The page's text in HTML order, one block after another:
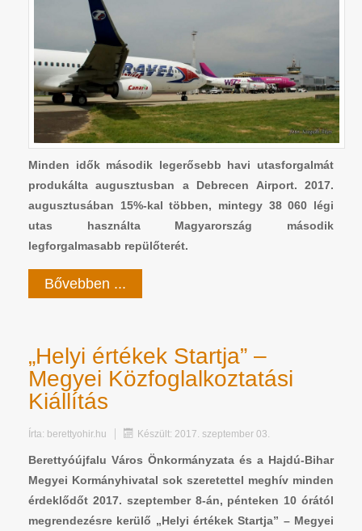
Minden idők második legerősebb havi utasforgalmát
produkálta augusztusban a Debrecen Airport. 2017.
augusztusában 15%-kal többen, mintegy 38 060 légi
utas használta Magyarország második
legforgalmasabb repülőterét.
Bővebben ...
„Helyi értékek Startja” –
Megyei Közfoglalkoztatási
Kiállítás
Írta: berettyohir.hu Készült: 2017. szeptember 03.
Berettyóújfalu Város Önkormányzata és a Hajdú-Bihar
Megyei Kormányhivatal sok szeretettel meghív minden
érdeklődőt 2017. szeptember 8-án, pénteken 10 órától
megrendezésre kerülő „Helyi értékek Startja” – Megyei